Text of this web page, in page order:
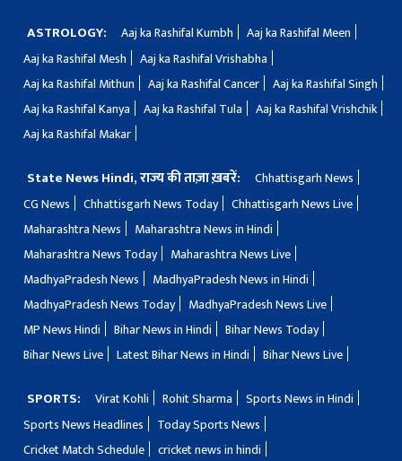
ASTROLOGY: Aaj ka Rashifal Kumbh
Aaj ka Rashifal Meen
Aaj ka Rashifal Mesh
Aaj ka Rashifal Vrishabha
Aaj ka Rashifal Mithun
Aaj ka Rashifal Cancer
Aaj ka Rashifal Singh
Aaj ka Rashifal Kanya
Aaj ka Rashifal Tula
Aaj ka Rashifal Vrishchik
Aaj ka Rashifal Makar
State News Hindi, राज्य की ताज़ा ख़बरें:
Chhattisgarh News
CG News
Chhattisgarh News Today
Chhattisgarh News Live
Maharashtra News
Maharashtra News in Hindi
Maharashtra News Today
Maharashtra News Live
MadhyaPradesh News
MadhyaPradesh News in Hindi
MadhyaPradesh News Today
MadhyaPradesh News Live
MP News Hindi
Bihar News in Hindi
Bihar News Today
Bihar News Live
Latest Bihar News in Hindi Bihar News Live
SPORTS: Virat Kohli Rohit Sharma
Sports News in Hindi
Sports News Headlines
Today Sports News
Cricket Match Schedule
cricket news in hindi